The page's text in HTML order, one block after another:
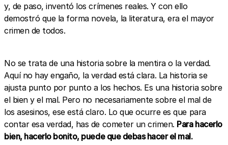
y, de paso, inventó los crímenes reales. Y con ello
demostró que la forma novela, la literatura, era el mayor
crimen de todos.
No se trata de una historia sobre la mentira o la verdad.
Aquí no hay engaño, la verdad está clara. La historia se
ajusta punto por punto a los hechos. Es una historia sobre
el bien y el mal. Pero no necesariamente sobre el mal de
los asesinos, ese está claro. Lo que ocurre es que para
contar esa verdad, has de cometer un crimen. Para hacerlo
bien, hacerlo bonito, puede que debas hacer el mal.